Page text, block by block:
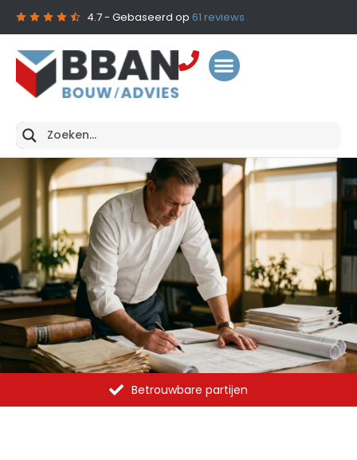
4.7- Gebaseerd op 61 reviews
Al meer dan 1375 opdrachten uitgevoerd